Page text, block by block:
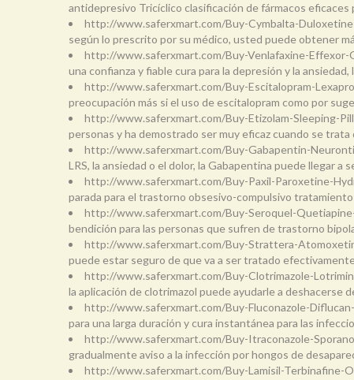
antidepresivo Tricíclico clasificación de fármacos
http://www.saferxmart.com/Buy-Cymbalta-
según lo prescrito por su médico, usted puede obtener
http://www.saferxmart.com/Buy-Venlafaxine-Effexor-
una confianza y fiable cura para la depresión y la
http://www.saferxmart.com/Buy-Escitalopram-
preocupación más si el uso de escitalopram como por
http://www.saferxmart.com/Buy-Etizolam-Sleeping-
personas y ha demostrado ser muy eficaz cuando se
http://www.saferxmart.com/Buy-Gabapentin-
LRS, la ansiedad o el dolor, la Gabapentina puede llegar
http://www.saferxmart.com/Buy-Paxil-Paroxetine-
parada para el trastorno obsesivo-compulsivo
http://www.saferxmart.com/Buy-Seroquel-
bendición para las personas que sufren de trastorno
http://www.saferxmart.com/Buy-Strattera-
puede estar seguro de que va a ser tratado
http://www.saferxmart.com/Buy-Clotrimazole-
la aplicación de clotrimazol puede ayudarle a deshacerse
http://www.saferxmart.com/Buy-Fluconazole-
para una larga duración y cura instantánea para las
http://www.saferxmart.com/Buy-Itraconazole-
gradualmente aviso a la infección por hongos de
http://www.saferxmart.com/Buy-Lamisil-Terbinafine-